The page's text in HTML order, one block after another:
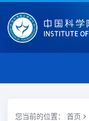
您当前的位置： 首页